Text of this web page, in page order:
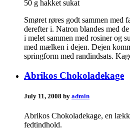
50 g hakket sukat
Smøret røres godt sammen med
derefter i. Natron blandes med
i melet sammen med rosiner og
med mælken i dejen. Dejen
springform med randindsats.
Abrikos Chokoladekage
July 11, 2008 by admin
Abrikos Chokoladekage, en
fedtindhold.